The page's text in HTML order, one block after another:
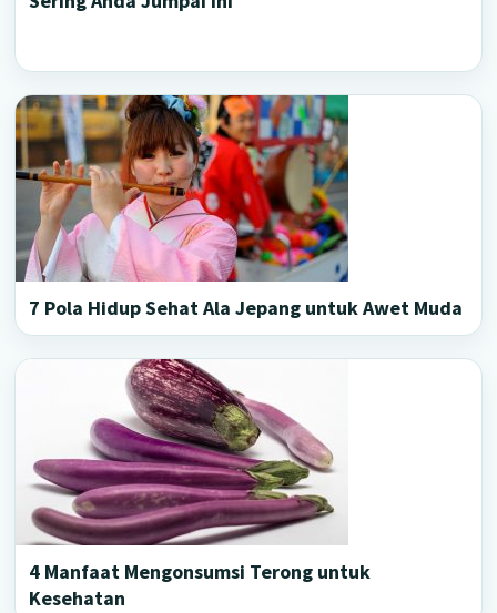
7 Pola Hidup Sehat Ala Jepang untuk Awet Muda
4 Manfaat Mengonsumsi Terong untuk
Kesehatan